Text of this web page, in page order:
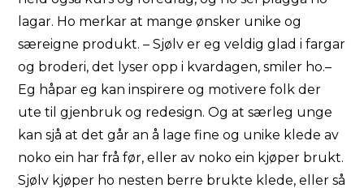
lagar. Ho merkar at mange ønsker unike og
særeigne produkt. – Sjølv er eg veldig glad i fargar
og broderi, det lyser opp i kvardagen, smiler ho.–
Eg håpar eg kan inspirere og motivere folk der
ute til gjenbruk og redesign. Og at særleg unge
kan sjå at det går an å lage fine og unike klede av
noko ein har frå før, eller av noko ein kjøper brukt.
Sjølv kjøper ho nesten berre brukte klede, eller så